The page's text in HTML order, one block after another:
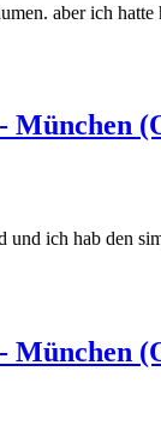
aber ich
München
und ich hab den
München